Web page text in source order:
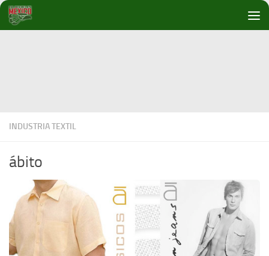
Debajo del contenido
INDUSTRIA TEXTIL
ábito